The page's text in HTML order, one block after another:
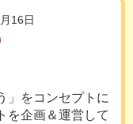
16日
」をコンセプトに
を企画＆運営して